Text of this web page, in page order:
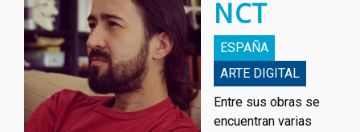
NCT
ESPAÑA
АRTE DIGITAL
Entre sus obras se
encuentran varias